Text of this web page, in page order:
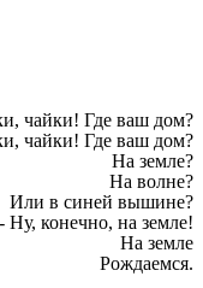
чайки! Где ваш дом?
чайки! Где ваш дом?
На земле?
На волне?
Или в синей вышине?
- Ну, конечно, на земле!
На земле
Рождаемся.